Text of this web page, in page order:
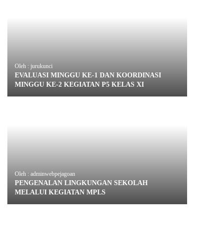
Oleh : jurukunci
EVALUASI MINGGU KE-1 DAN KOORDINASI
MINGGU KE-2 KEGIATAN P5 KELAS XI
Oleh : adminwebpejagoan
PENGENALAN LINGKUNGAN SEKOLAH
MELALUI KEGIATAN MPLS